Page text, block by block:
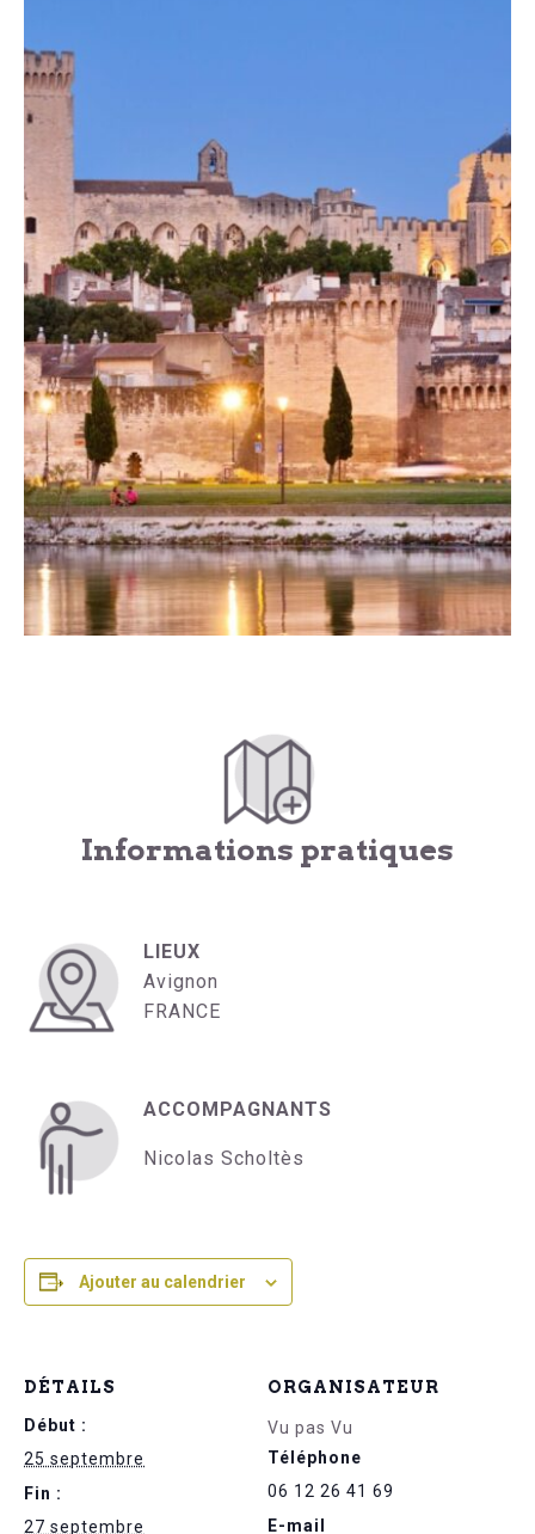
Informations pratiques
LIEUX
Avignon
FRANCE
ACCOMPAGNANTS
Nicolas Scholtès
Ajouter au calendrier
DÉTAILS
Début :
25 septembre
Fin :
27 septembre
ORGANISATEUR
Vu pas Vu
Téléphone
06 12 26 41 69
E-mail